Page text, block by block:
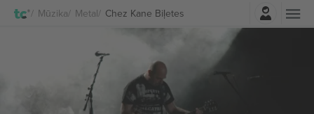
Mūzika Metal Chez Kane BiļetesPierakstīties